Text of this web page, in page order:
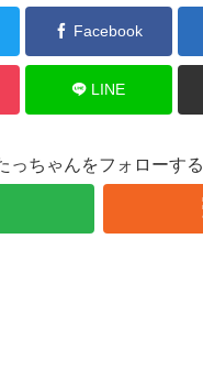
Facebook
LINE
っちゃんをフォローする